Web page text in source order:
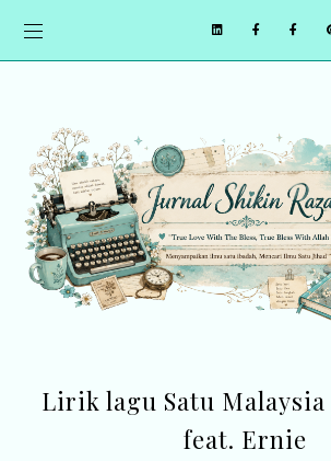
Lirik lagu Satu Malaysia
feat. Ernie